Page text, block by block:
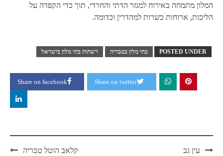
המלון מתמחה באירוח למגזר הדתי והחרדי, תוך כדי הקפדה על
הליכות, ארוחות כשרות למהדרין וכדומה.
POSTED UNDER בתי מלון בטבריה רשתות בתי מלון בישראל
Share on facebook Share on twitter
Postעין גב קלאב הוטל טבריה